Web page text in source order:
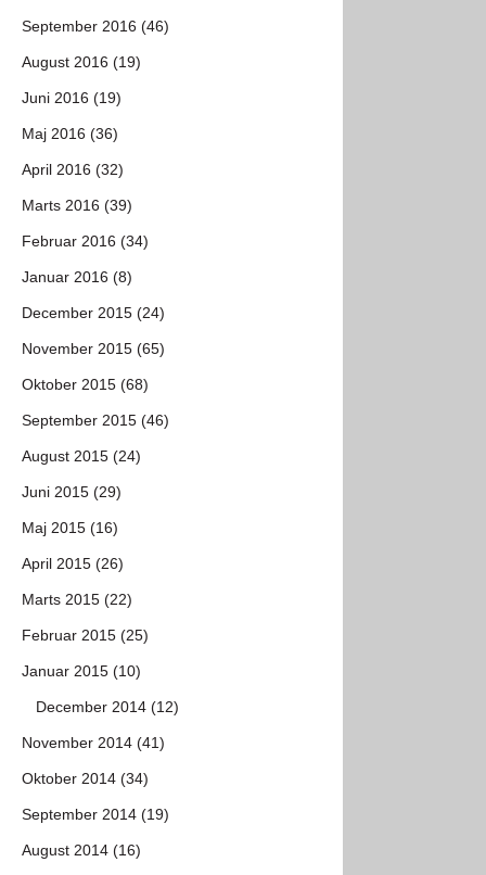
September 2016 (46)
August 2016 (19)
Juni 2016 (19)
Maj 2016 (36)
April 2016 (32)
Marts 2016 (39)
Februar 2016 (34)
Januar 2016 (8)
December 2015 (24)
November 2015 (65)
Oktober 2015 (68)
September 2015 (46)
August 2015 (24)
Juni 2015 (29)
Maj 2015 (16)
April 2015 (26)
Marts 2015 (22)
Februar 2015 (25)
Januar 2015 (10)
December 2014 (12)
November 2014 (41)
Oktober 2014 (34)
September 2014 (19)
August 2014 (16)